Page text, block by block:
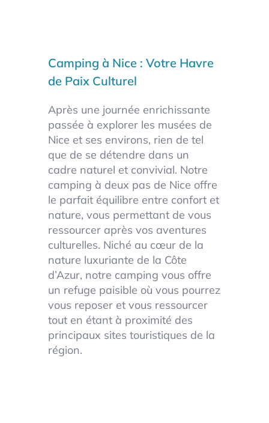
Camping à Nice : Votre Havre
de Paix Culturel
Après une journée enrichissante
passée à explorer les musées de
Nice et ses environs, rien de tel
que de se détendre dans un
cadre naturel et convivial. Notre
camping à deux pas de Nice offre
le parfait équilibre entre confort et
nature, vous permettant de vous
ressourcer après vos aventures
culturelles. Niché au cœur de la
nature luxuriante de la Côte
d’Azur, notre camping vous offre
un refuge paisible où vous pourrez
vous reposer et vous ressourcer
tout en étant à proximité des
principaux sites touristiques de la
région.